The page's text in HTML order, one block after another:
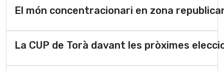
El món concentracionari en zona
La CUP de Torà davant les pròximes